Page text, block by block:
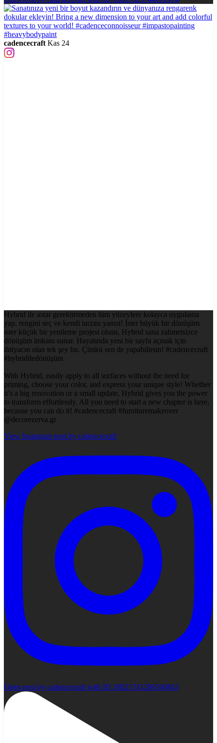
cadencecraft Kas 24
Hybrid ile astar gerektirmeden tüm yüzeylere kolayca uygulama
yap, rengini seç ve kendi tarzını yansıt! İster büyük bir dönüşüm
ister küçük bir yenileme projesi olsun, Hybrid sana zahmetsizce
dönüşüm imkanı sunar. Hayatında yeni bir sayfa açmak için
ihtiyacın olan tek şey bu. Çünkü sen de yapabilirsin! #cadencecraft
#hybridiledönüşüm
With Hybrid, easily apply to all surfaces without the need for
priming, choose your color, and express your unique style! Whether
it’s a big renovation or a small update, Hybrid gives you the power
to transform effortlessly. All you need to start a new chapter is here,
because you can do it! #cadencecraft #furnituremakeover
@decorezerva.gr
View Instagram post by cadencecraft
Open post by cadencecraft with ID 18021741206540843